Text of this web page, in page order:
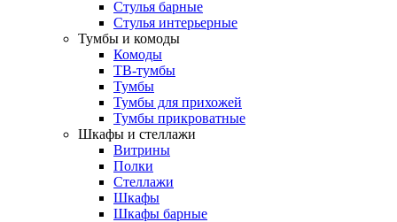
Стулья барные
Стулья интерьерные
Тумбы и комоды
Комоды
ТВ-тумбы
Тумбы
Тумбы для прихожей
Тумбы прикроватные
Шкафы и стеллажи
Витрины
Полки
Стеллажи
Шкафы
Шкафы барные